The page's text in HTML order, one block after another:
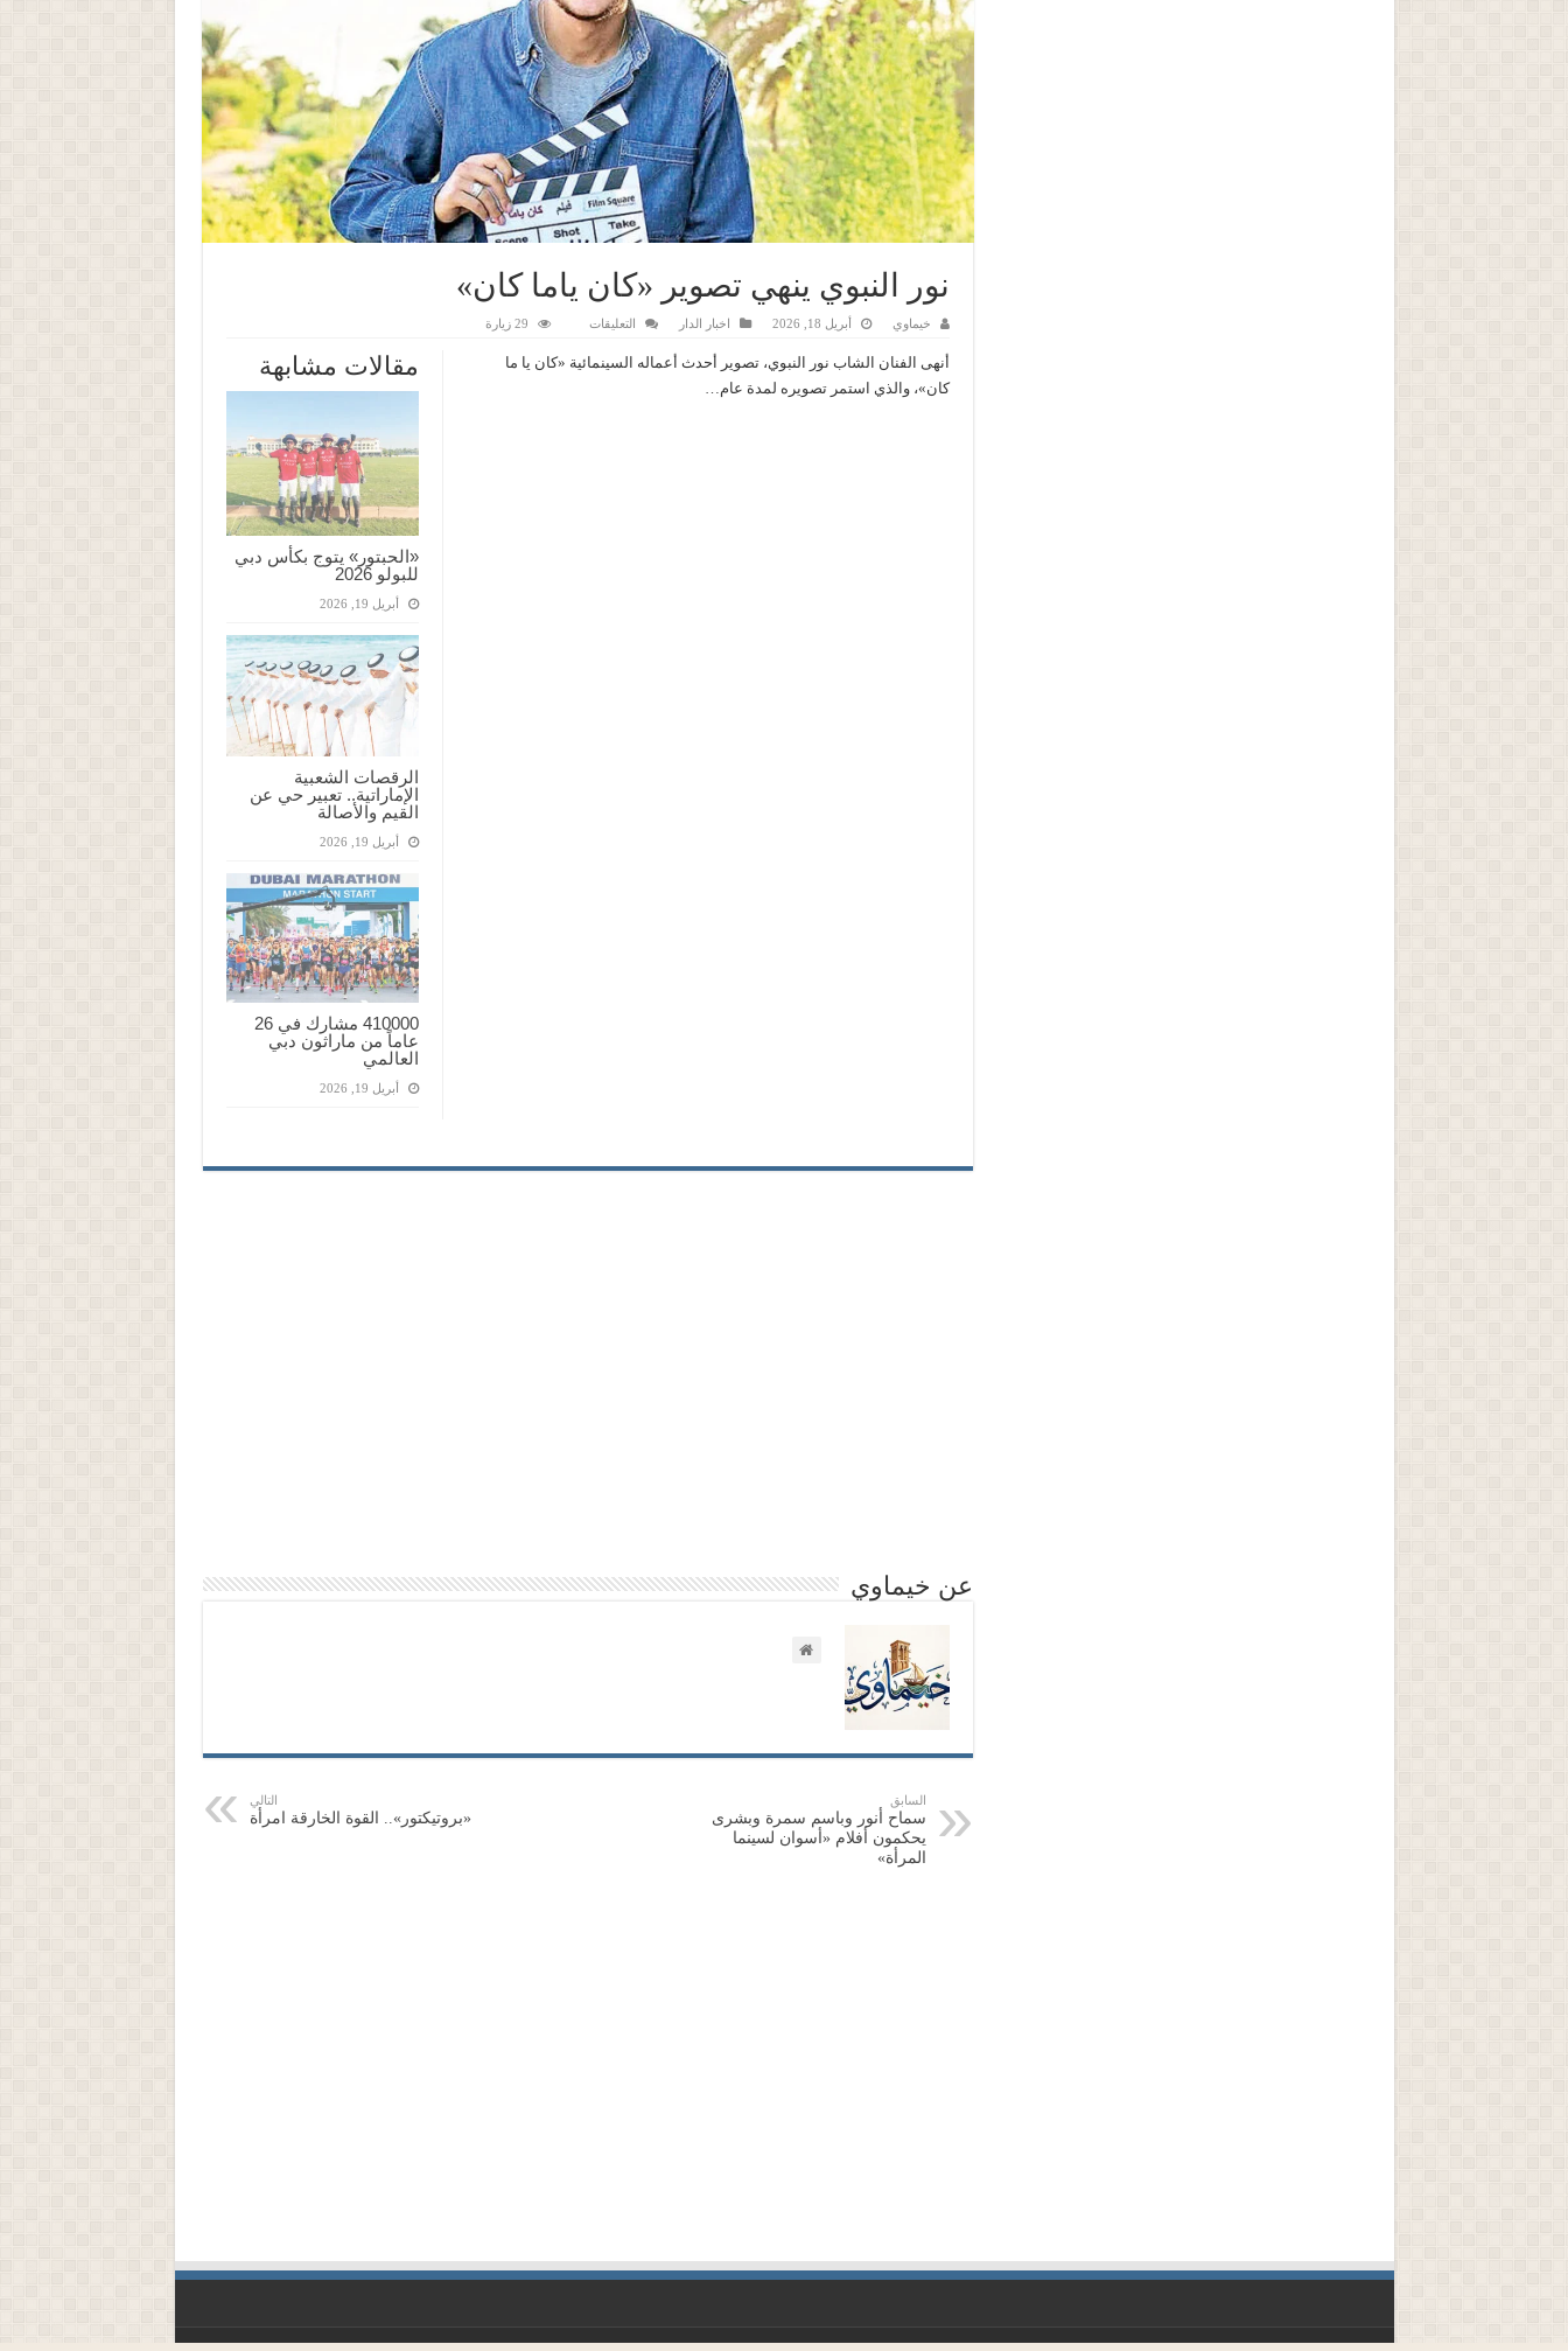
نور النبوي ينهي تصوير «كان ياما كان»
خيماوي أبريل 18, 2026 اخبار الدار التعليقات
ينهي
29 زيارة
مقالات مشابهة
«الحبتور» يتوج بكأس دبي
للبولو 2026
أبريل 19, 2026
الرقصات الشعبية
الإماراتية.. تعبير حي عن
القيم والأصالة
أبريل 19, 2026
410000 مشارك في 26
عاماً من ماراثون دبي
العالمي
أبريل 19, 2026
أنهى الفنان الشاب نور النبوي، تصوير أحدث أعماله السينمائية «كان يا ما
كان»، والذي استمر تصويره لمدة عام…
عن خيماوي
السابق
سماح أنور وباسم سمرة وبشرى
يحكمون أفلام «أسوان لسينما
المرأة»
التالي
«بروتيكتور».. القوة الخارقة امرأة